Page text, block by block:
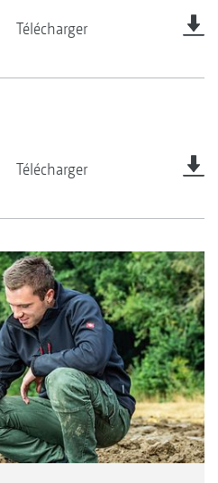
Télécharger
Télécharger